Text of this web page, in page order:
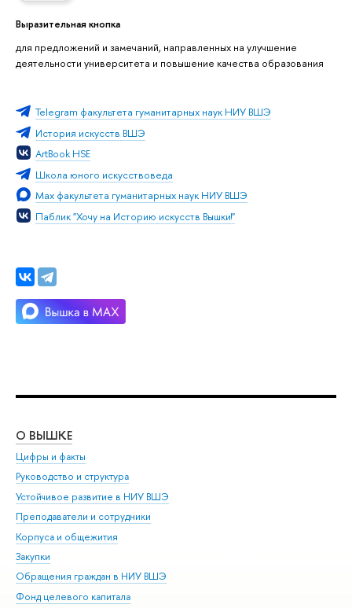
Выразительная кнопка
для предложений и замечаний, направленных на улучшение
деятельности университета и повышение качества образования
Telegram факультета гуманитарных наук НИУ ВШЭ
История искусств ВШЭ
ArtBook HSE
Школа юного искусствоведа
Max факультета гуманитарных наук НИУ ВШЭ
Паблик "Хочу на Историю искусств Вышки!"
О ВЫШКЕ
Цифры и факты
Руководство и структура
Устойчивое развитие в НИУ ВШЭ
Преподаватели и сотрудники
Корпуса и общежития
Закупки
Обращения граждан в НИУ ВШЭ
Фонд целевого капитала